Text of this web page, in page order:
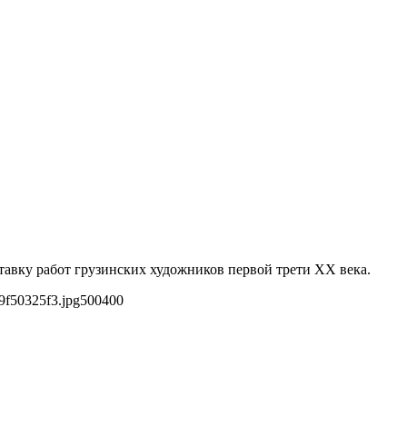
работ грузинских художников первой трети ХХ века.
500400